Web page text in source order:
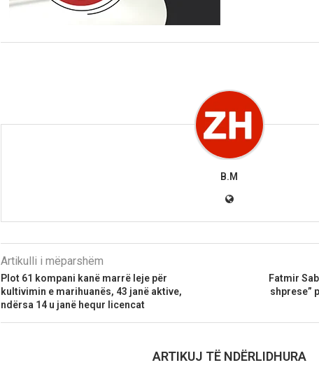
B.M
Artikulli i mëparshëm
Plot 61 kompani kanë marrë leje për
kultivimin e marihuanës, 43 janë aktive,
ndërsa 14 u janë hequr licencat
Fatmir
shprese”
ARTIKUJ TË NDËRLIDHURA